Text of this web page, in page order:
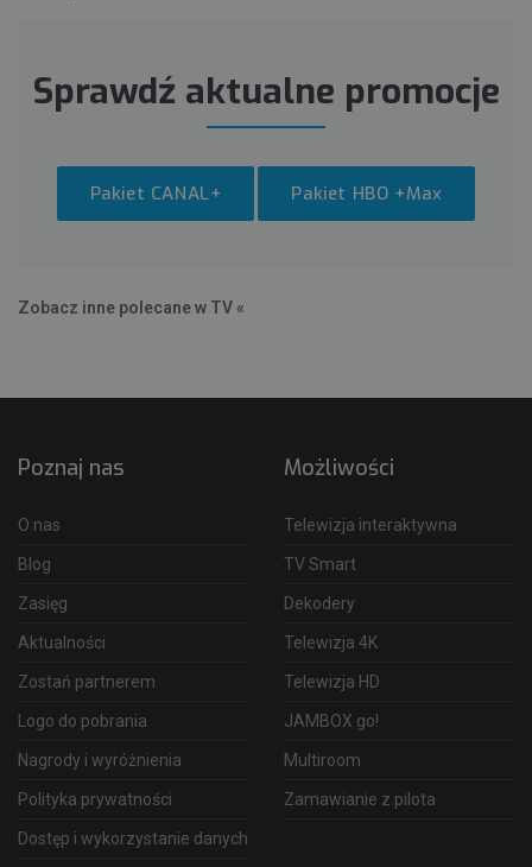
Sprawdź aktualne promocje
Pakiet CANAL+ Pakiet HBO +Max
Zobacz inne polecane w TV «
Poznaj nas
O nas
Blog
Zasięg
Aktualności
Zostań partnerem
Logo do pobrania
Nagrody i wyróżnienia
Polityka prywatności
Dostęp i wykorzystanie danych
Możliwości
Telewizja interaktywna
TV Smart
Dekodery
Telewizja 4K
Telewizja HD
JAMBOX go!
Multiroom
Zamawianie z pilota